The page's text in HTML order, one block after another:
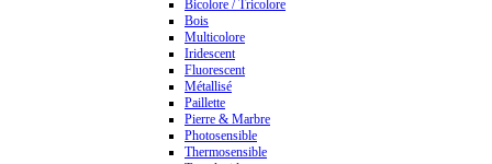
Bicolore / Tricolore
Bois
Multicolore
Iridescent
Fluorescent
Métallisé
Paillette
Pierre & Marbre
Photosensible
Thermosensible